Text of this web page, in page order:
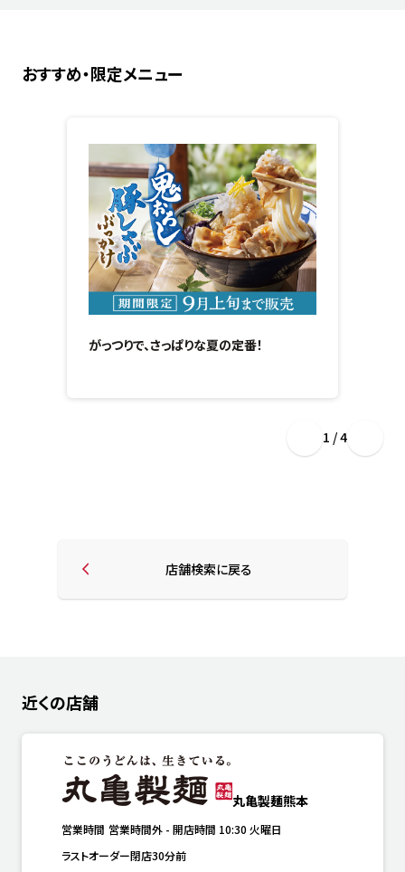
おすすめ・限定メニュー
がっつりで、さっぱりな夏の定番！
1 / 4
店舗検索に戻る
近くの店舗
丸亀製麺熊本
営業時間 営業時間外 - 開店時間 10:30 火曜日
ラストオーダー閉店30分前